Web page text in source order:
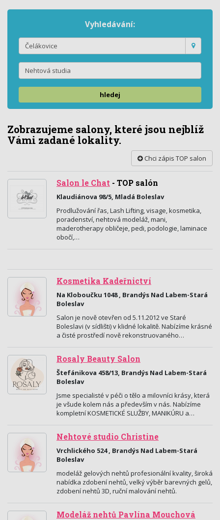
Vyhledávání:
hledej
Zobrazujeme salony, které jsou nejblíž
Vámi zadané lokality.
Chci zápis TOP salon
Salon le Chat - TOP salón
Klaudiánova 98/5, Mladá Boleslav
Prodlužování řas, Lash Lifting, visage, kosmetika,
poradenství, nehtová modeláž, mani,
maderotherapy obličeje, pedi, podologie, laminace
obočí,…
Kosmetika Kadeřnictví
Na Kloboučku 1048 , Brandýs Nad Labem-Stará
Boleslav
Salon je nově otevřen od 5.11.2012 ve Staré
Boleslavi (v sídlišti) v klidné lokalitě. Nabízíme krásné
a čisté prostředí nově rekonstruovaného…
Rosaly Beauty Salon
Štefánikova 458/13, Brandýs Nad Labem-Stará
Boleslav
Jsme specialisté v péči o tělo a milovníci krásy, která
je všude kolem nás a především v nás. Nabízíme
kompletní KOSMETICKÉ SLUŽBY, MANIKÚRU a…
Nehtové studio Christine
Vrchlického 524 , Brandýs Nad Labem-Stará
Boleslav
modeláž gelových nehtů profesionální kvality, široká
nabídka zdobení nehtů, velký výběr barevných gelů,
zdobení nehtů 3D, ruční malování nehtů.
Modeláž nehtů Pavlína Mouchová